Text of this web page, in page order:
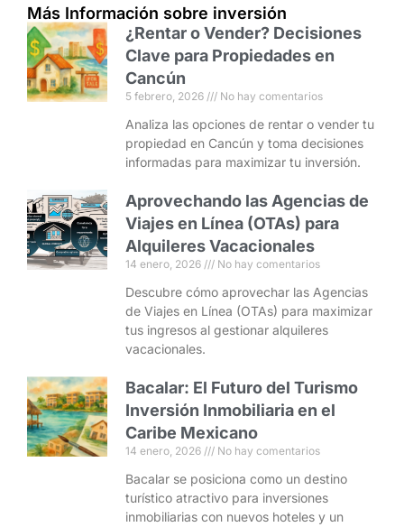
Más Información sobre inversión
¿Rentar o Vender? Decisiones
Clave para Propiedades en
Cancún
5 febrero, 2026 No hay comentarios
Analiza las opciones de rentar o vender tu
propiedad en Cancún y toma decisiones
informadas para maximizar tu inversión.
Aprovechando las Agencias de
Viajes en Línea (OTAs) para
Alquileres Vacacionales
14 enero, 2026 No hay comentarios
Descubre cómo aprovechar las Agencias
de Viajes en Línea (OTAs) para maximizar
tus ingresos al gestionar alquileres
vacacionales.
Bacalar: El Futuro del Turismo
Inversión Inmobiliaria en el
Caribe Mexicano
14 enero, 2026 No hay comentarios
Bacalar se posiciona como un destino
turístico atractivo para inversiones
inmobiliarias con nuevos hoteles y un